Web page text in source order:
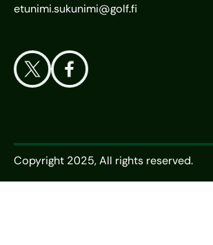
etunimi.sukunimi@golf.fi
Copyright 2025, All rights reserved.